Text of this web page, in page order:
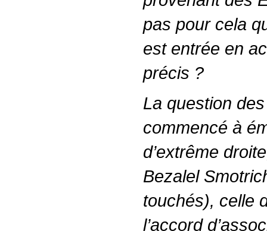
pas pour cela
est entrée en
précis ?
La question
commencé à
d’extrême
Bezalel
touchés), celle
l’accord